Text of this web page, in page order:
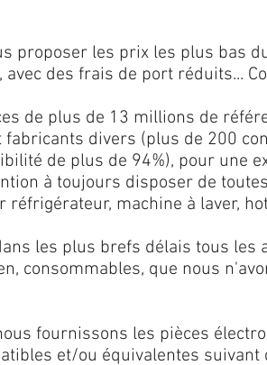
proposer les prix les plus bas
des frais de port réduits...
de plus de 13 millions de
divers (plus de 200
de plus de 94%), pour une
à toujours disposer de
machine à laver,
les plus brefs délais tous les
consommables, que nous
fournissons les pièces
et/ou équivalentes suivant